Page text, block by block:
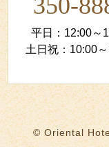
350-
平日：12:00～
土日祝：10:00
© Oriental